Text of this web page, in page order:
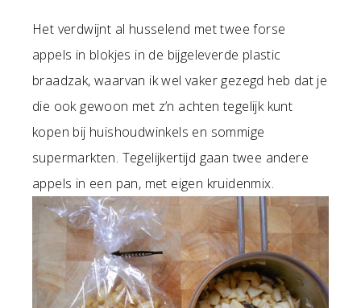
Het verdwijnt al husselend met twee forse
appels in blokjes in de bijgeleverde plastic
braadzak, waarvan ik wel vaker gezegd heb dat je
die ook gewoon met z’n achten tegelijk kunt
kopen bij huishoudwinkels en sommige
supermarkten. Tegelijkertijd gaan twee andere
appels in een pan, met eigen kruidenmix.